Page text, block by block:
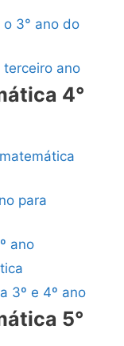
3° ano do
ano
4°
para
ano
3º e 4º ano
5°